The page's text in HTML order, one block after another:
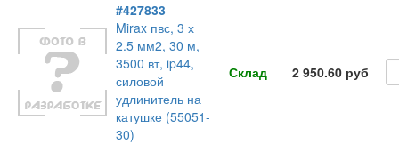
#427833
Mirax пвс, 3 х
2.5 мм2, 30 м,
3500 вт, ip44,
силовой
удлинитель на
катушке (55051-
30)
Склад 2 950.60 руб